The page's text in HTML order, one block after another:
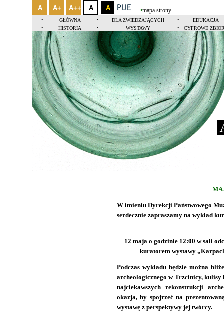
A A+ A++ A A •mapa strony
• GŁÓWNA • DLA ZWIEDZAJĄCYCH •
EDUKACJA
•
HISTORIA • WYSTAWY • CYFROWE
W imieniu Dyrekcji Państwowego
serdecznie zapraszamy na wykład
12 maja o godzinie 12:00 w sali
kuratorem wystawy
Podczas wykładu będzie można
archeologicznego w Trzcinicy, kulisy
najciekawszych rekonstrukcji
okazja, by spojrzeć na
wystawę z perspektywy jej twórcy.